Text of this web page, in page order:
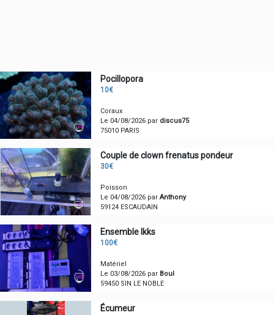
Pocillopora
10€
Coraux
Le 04/08/2026 par discus75
75010 PARIS
Couple de clown frenatus pondeur
30€
Poisson
Le 04/08/2026 parAnthony
59124 ESCAUDAIN
Ensemble Ikks
100€
Matériel
Le 03/08/2026 par Boul
59450 SIN LE NOBLE
Écumeur